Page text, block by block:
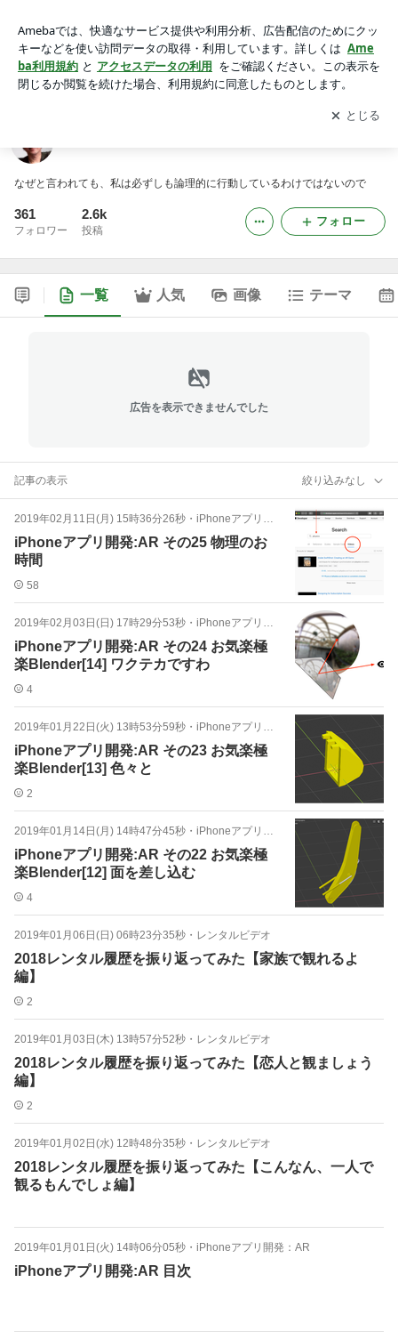
アプリをダウンロードして ブログの更新通知
を受け取りまし
ょう。
開く
なぜと言われても、私は必ずしも論理的に行動しているわけではないので
361
フォロワー
2.6k
投稿
フォロー
一覧 人気 画像 テーマ
広告を表示できませんでした
記事の表示 絞り込みなし
2019年02月11日(月) 15時36分26秒 ・ iPhoneアプリ開発：AR
iPhoneアプリ開発:AR その25 物理のお
時間
58
2019年02月03日(日) 17時29分53秒 ・ iPhoneアプリ開発：AR
iPhoneアプリ開発:AR その24 お気楽極
楽Blender[14] ワクテカですわ
4
2019年01月22日(火) 13時53分59秒 ・ iPhoneアプリ開発：AR
iPhoneアプリ開発:AR その23 お気楽極
楽Blender[13] 色々と
2
2019年01月14日(月) 14時47分45秒 ・ iPhoneアプリ開発：AR
iPhoneアプリ開発:AR その22 お気楽極
楽Blender[12] 面を差し込む
4
2019年01月06日(日) 06時23分35秒 ・ レンタルビデオ
2018レンタル履歴を振り返ってみた【家族で観れるよ
編】
2
2019年01月03日(木) 13時57分52秒 ・ レンタルビデオ
2018レンタル履歴を振り返ってみた【恋人と観ましょう
編】
2
2019年01月02日(水) 12時48分35秒 ・ レンタルビデオ
2018レンタル履歴を振り返ってみた【こんなん、一人で
観るもんでしょ編】
2019年01月01日(火) 14時06分05秒 ・ iPhoneアプリ開発：AR
iPhoneアプリ開発:AR 目次